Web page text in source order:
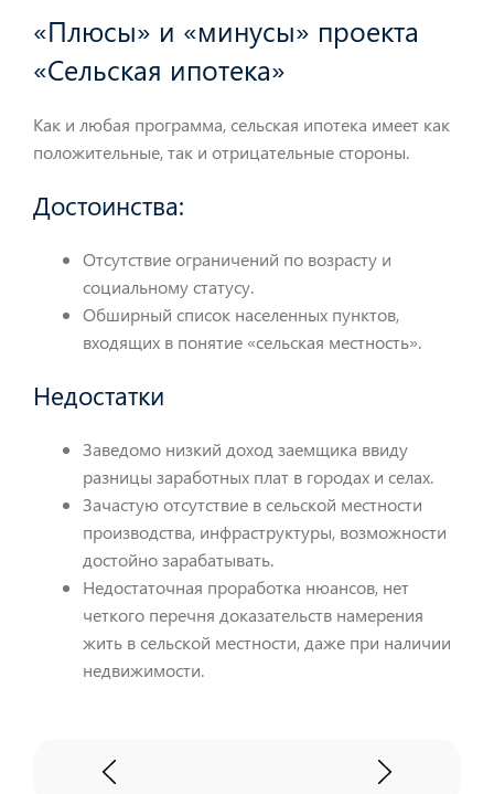
«Плюсы» и «минусы» проекта
«Сельская ипотека»
Как и любая программа, сельская ипотека имеет как
положительные, так и отрицательные стороны.
Достоинства:
Отсутствие ограничений по возрасту и
социальному статусу.
Обширный список населенных пунктов,
входящих в понятие «сельская местность».
Недостатки
Заведомо низкий доход заемщика ввиду
разницы заработных плат в городах и селах.
Зачастую отсутствие в сельской местности
производства, инфраструктуры, возможности
достойно зарабатывать.
Недостаточная проработка нюансов, нет
четкого перечня доказательств намерения
жить в сельской местности, даже при наличии
недвижимости.